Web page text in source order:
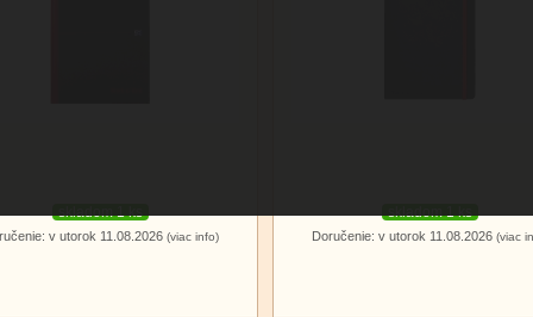
skladom 1 ks
v utorok 11.08.2026 (viac info)
skladom 1 ks
Doručenie: v utorok 11.08.2026 (viac